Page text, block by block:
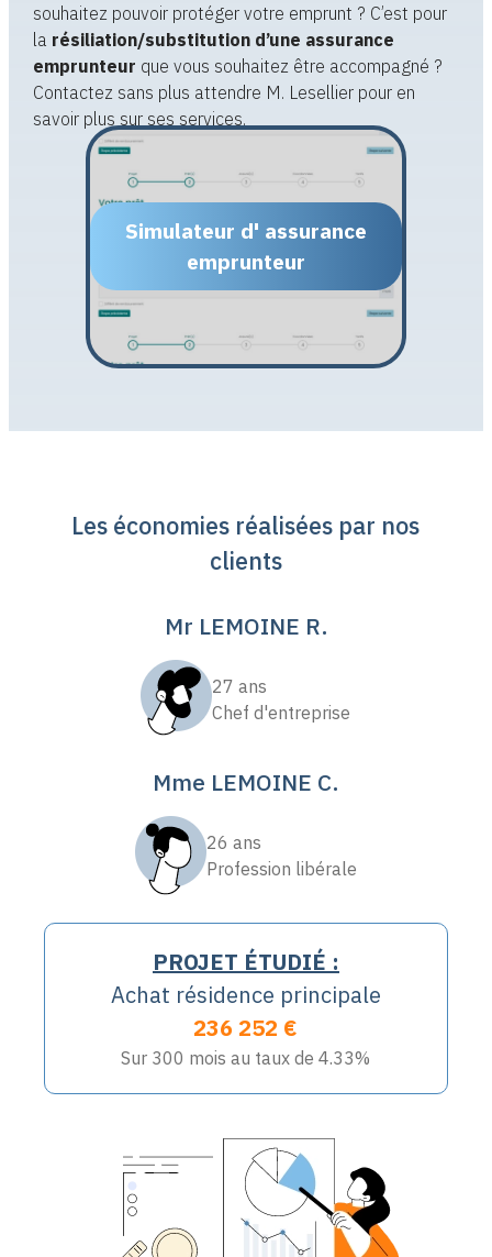
souhaitez pouvoir protéger votre emprunt ? C’est pour
la résiliation/substitution d’une assurance
emprunteur que vous souhaitez être accompagné ?
Contactez sans plus attendre M. Lesellier pour en
savoir plus sur ses services.
Simulateur d' assurance
emprunteur
Les économies réalisées par nos
clients
Mr LEMOINE R.
27 ans
Chef d'entreprise
Mme LEMOINE C.
26 ans
Profession libérale
PROJET ÉTUDIÉ :
Achat résidence principale
236 252 €
Sur 300 mois au taux de 4.33%